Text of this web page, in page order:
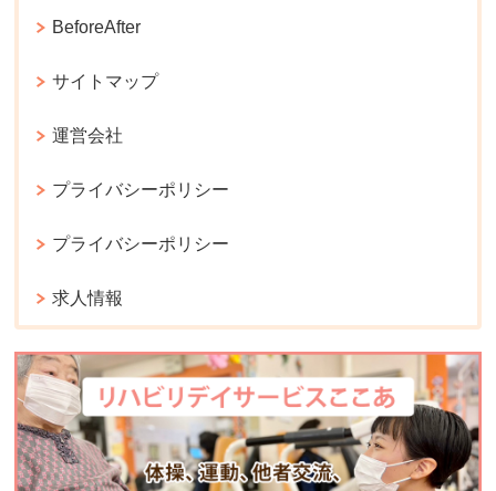
BeforeAfter
サイトマップ
運営会社
プライバシーポリシー
プライバシーポリシー
求人情報